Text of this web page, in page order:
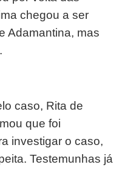
chegou a ser
Adamantina, mas
caso, Rita de
que foi
investigar o caso,
Testemunhas já